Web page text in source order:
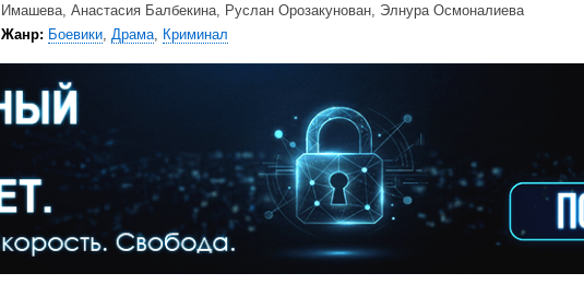
Фэнтези
Имашева, Анастасия Балбекина, Руслан Орозакунован, Элнура Осмоналиева
Жанр: Боевики, Драма, Криминал